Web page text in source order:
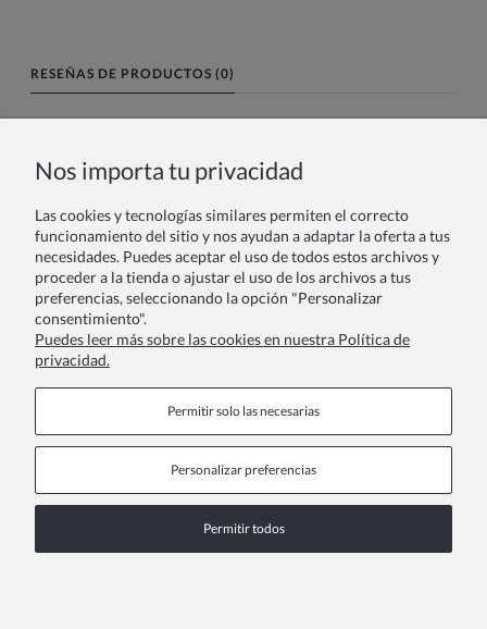
RESEÑAS DE PRODUCTOS (0)
Tu reseña:
Páginas de información
Nos importa tu privacidad
Las cookies y tecnologías similares permiten el correcto
funcionamiento del sitio y nos ayudan a adaptar la oferta a tus
necesidades. Puedes aceptar el uso de todos estos archivos y
proceder a la tienda o ajustar el uso de los archivos a tus
preferencias, seleccionando la opción "Personalizar
consentimiento".
Puedes leer más sobre las cookies en nuestra Política de
privacidad.
Permitir solo las necesarias
Personalizar preferencias
Permitir todos